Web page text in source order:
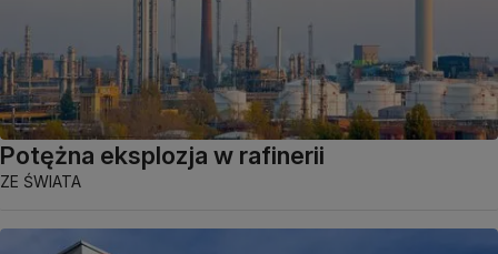
Potężna eksplozja w rafinerii
ZE ŚWIATA